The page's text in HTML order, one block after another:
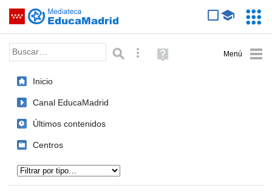
Saltar navegación
Palabra o frase: Búsqueda avanzada
Ayuda
(en
Inicio
Canal EducaMadrid
Últimos contenidos
Centros